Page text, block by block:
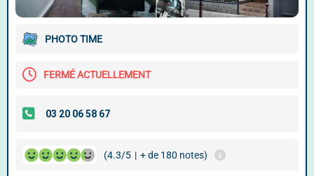
PHOTO TIME
FERMÉ ACTUELLEMENT
(4.3/5 | + de 180 notes)